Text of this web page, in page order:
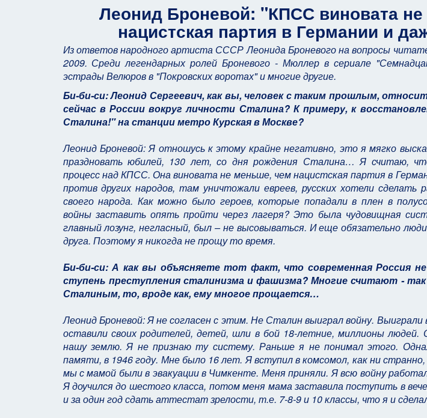
Леонид Броневой: "КПСС виновата
нацистская партия в Германии и
Из ответов народного артиста СССР Леонида Броневого на вопросы
2009. Среди легендарных ролей Броневого - Мюллер в сериале
эстрады Велюров в "Покровских воротах" и многие другие.
Би-би-си: Леонид Сергеевич, как вы, человек с таким прошлым,
сейчас в России вокруг личности Сталина? К примеру, к
Сталина!" на станции метро Курская в Москве?
Леонид Броневой: Я отношусь к этому крайне негативно, это я мягко
праздновать юбилей, 130 лет, со дня рождения Сталина… Я считаю,
процесс над КПСС. Она виновата не меньше, чем нацистская партия в
против других народов, там уничтожали евреев, русских хотели
своего народа. Как можно было героев, которые попадали в плен в
войны заставить опять пройти через лагеря? Это была чудовищная
главный лозунг, негласный, был – не высовываться. И еще обязательно
друга. Поэтому я никогда не прощу то время.
Би-би-си: А как вы объясняете тот факт, что современная Россия
ступень преступления сталинизма и фашизма? Многие считают -
Сталиным, то, вроде как, ему многое прощается…
Леонид Броневой: Я не согласен с этим. Не Сталин выиграл войну.
оставили своих родителей, детей, шли в бой 18-летние, миллионы людей.
нашу землю. Я не признаю ту систему. Раньше я не понимал этого.
памяти, в 1946 году. Мне было 16 лет. Я вступил в комсомол, как ни
мы с мамой были в эвакуации в Чимкенте. Меня приняли. Я всю войну
Я доучился до шестого класса, потом меня мама заставила поступить в
и за один год сдать аттестат зрелости, т.е. 7-8-9 и 10 классы, что я и